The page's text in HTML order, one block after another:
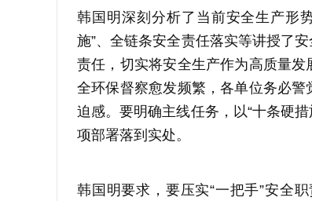
韩国明深刻分析了当前安全生产形
施”、全链条安全责任落实等讲授了
责任，切实将安全生产作为高质量
全环保督察愈发频繁，各单位务必
迫感。要明确主线任务，以“十条硬
项部署落到实处。
韩国明要求，要压实“一把手”安全